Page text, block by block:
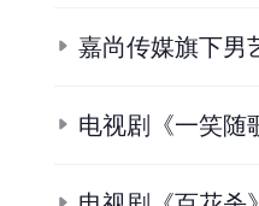
嘉尚传媒旗下男
电视剧《一笑随